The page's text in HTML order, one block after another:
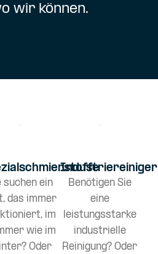
wir können.
suchen ein
das immer
im
wie im
Oder
Industriereiniger
Benötigen Sie
eine
leistungsstarke
industrielle
Reinigung? Oder